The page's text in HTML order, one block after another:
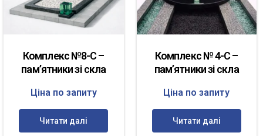
Комплекс №8-С –
пам’ятники зі скла
Ціна по запиту
Читати далі
Комплекс № 4-С –
пам’ятники зі скла
Ціна по запиту
Читати далі